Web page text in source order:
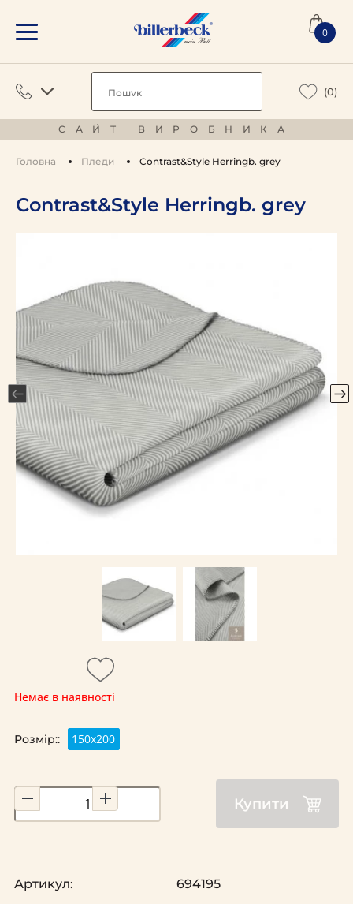
0
(0)
САЙТ ВИРОБНИКА
Головна Пледи Contrast&Style Herringb. grey
Contrast&Style Herringb. grey
Немає в наявності
Розмір:: 150х200
Купити
Артикул: 694195